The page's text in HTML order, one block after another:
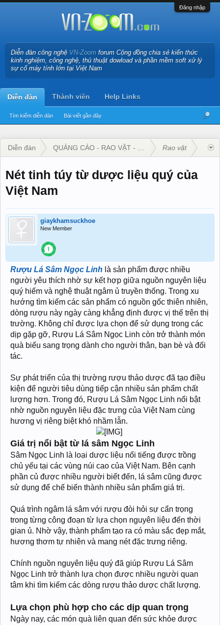
Đăng nhập
Diễn đàn công nghệ VN-Zoom forum Cộng đồng chia sẻ kiến thức
kinh nghiệm, công nghệ, thủ thuật dowload và phần mềm soft xử lý
sự cố máy tính lớn tại Việt Nam
Diễn đàn
Tìm kiếm diễn đàn Bài viết gần đây
Thành viên Help Links
Diễn đàn QUẢNG CÁO - RAO VẶT - KINH DOANH
Rao vặt
Nét tinh túy từ dược liệu quý của
Việt Nam
giaykhamsuckhoe
New Member
Rượu Lá Sâm Ngọc Linh là sản phẩm được nhiều
người yêu thích nhờ sự kết hợp giữa nguồn nguyên liệu
quý hiếm và nghệ thuật ngâm ủ truyền thống. Trong xu
hướng tìm kiếm các sản phẩm có nguồn gốc thiên nhiên,
dòng rượu này ngày càng khẳng định được vị thế trên thị
trường. Không chỉ được lựa chọn để sử dụng trong các
dịp gặp gỡ, Rượu Lá Sâm Ngọc Linh còn trở thành món
quà biếu sang trọng dành cho người thân, bạn bè và đối
tác.
Sự phát triển của thị trường rượu thảo dược đã tạo điều
kiện để người tiêu dùng tiếp cận nhiều sản phẩm chất
lượng hơn. Trong đó, Rượu Lá Sâm Ngọc Linh nổi bật
nhờ nguồn nguyên liệu đặc trưng của Việt Nam cùng
hương vị riêng biệt khó nhầm lẫn.
Giá trị nổi bật từ lá sâm Ngọc Linh
Sâm Ngọc Linh là loại dược liệu nổi tiếng được trồng
chủ yếu tại các vùng núi cao của Việt Nam. Bên cạnh
phần củ được nhiều người biết đến, lá sâm cũng được
sử dụng để chế biến thành nhiều sản phẩm giá trị.
Quá trình ngâm lá sâm với rượu đòi hỏi sự cẩn trọng
trong từng công đoạn từ lựa chọn nguyên liệu đến thời
gian ủ. Nhờ vậy, thành phẩm tạo ra có màu sắc đẹp mắt,
hương thơm tự nhiên và mang nét đặc trưng riêng.
Chính nguồn nguyên liệu quý đã giúp Rượu Lá Sâm
Ngọc Linh trở thành lựa chọn được nhiều người quan
tâm khi tìm kiếm các dòng rượu thảo dược chất lượng.
Lựa chọn phù hợp cho các dịp quan trọng
Ngày nay, các món quà liên quan đến sức khỏe được